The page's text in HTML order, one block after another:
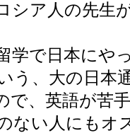
シア人の先生
学で日本にや
う、大の日本
で、英語が苦
ない人にもオ